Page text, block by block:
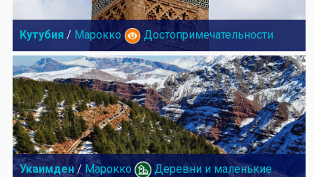
Кутубия / Марокко Достопримечательности
Укаимден/ Марокко
Деревни и маленькие